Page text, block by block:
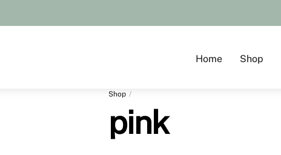
Home Shop
Shop
pink